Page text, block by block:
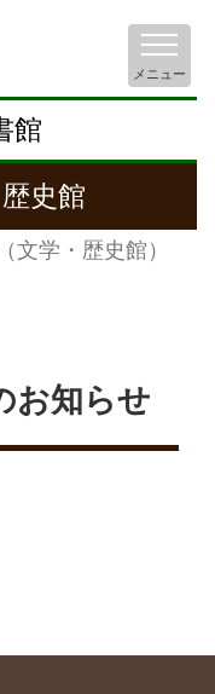
館
史館
メニュー
文学・歴史館）
お知らせ